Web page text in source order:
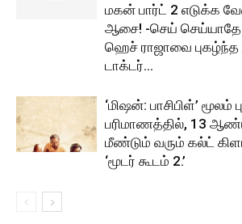
மகன் பார்ட் 2 எடுக்க
ஆசை! -செய் செய்யாதே
ஹெச் ராஜாவை புகழ்ந்த
டாக்டர்...
‘மிஷன்: பாசிபிள்’ மூலம்
பரிமாணத்தில், 13
மீண்டும் வரும் கல்ட்
‘மூடர் கூடம் 2.’